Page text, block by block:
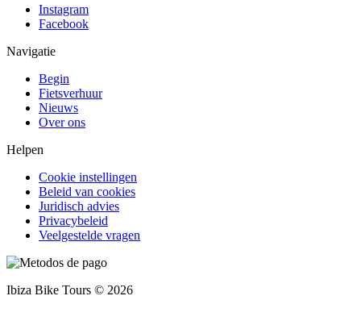
Instagram
Facebook
Navigatie
Begin
Fietsverhuur
Nieuws
Over ons
Helpen
Cookie instellingen
Beleid van cookies
Juridisch advies
Privacybeleid
Veelgestelde vragen
Ibiza Bike Tours © 2026